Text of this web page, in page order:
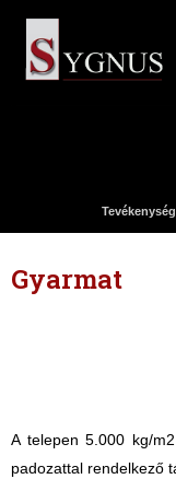
Gyarmat
A telepen 5.000 kg/
padozattal rendelkező